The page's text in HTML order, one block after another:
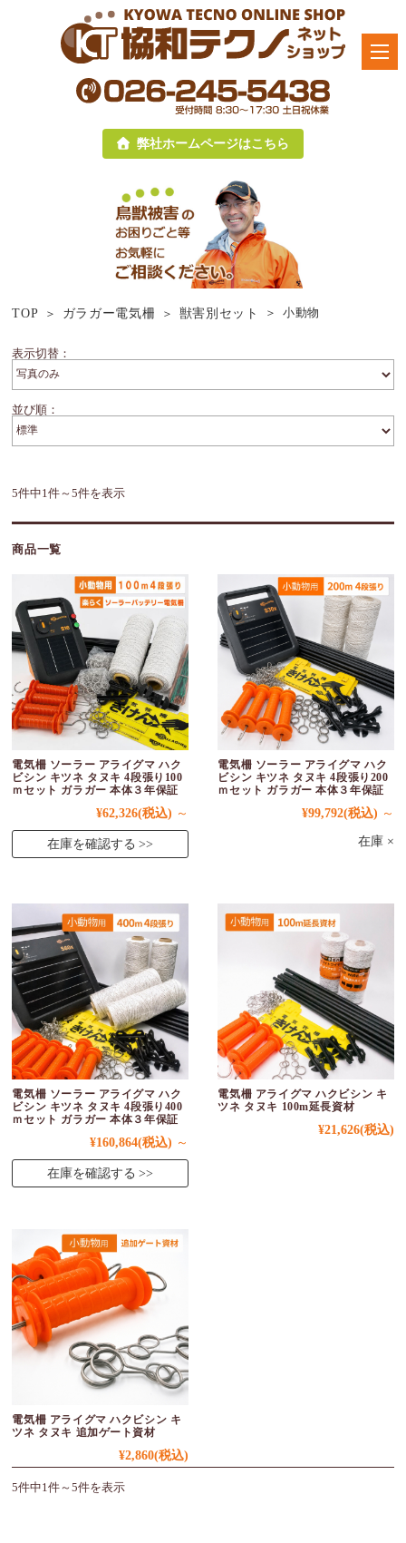
弊社ホームページはこちら
TOP ガラガー電気柵 獣害別セット 小動物
表示切替：
並び順：
5件中1件～5件を表示
商品一覧
電気柵 ソーラー アライグマ ハク
ビシン キツネ タヌキ 4段張り100
ｍセット ガラガー 本体３年保証
¥62,326(税込) ～
在庫を確認する
電気柵 ソーラー アライグマ ハク
ビシン キツネ タヌキ 4段張り200
ｍセット ガラガー 本体３年保証
¥99,792(税込) ～
在庫 ×
電気柵 ソーラー アライグマ ハク
ビシン キツネ タヌキ 4段張り400
ｍセット ガラガー 本体３年保証
¥160,864(税込) ～
在庫を確認する
電気柵 アライグマ ハクビシン キ
ツネ タヌキ 100m延長資材
¥21,626(税込)
電気柵 アライグマ ハクビシン キ
ツネ タヌキ 追加ゲート資材
¥2,860(税込)
5件中1件～5件を表示